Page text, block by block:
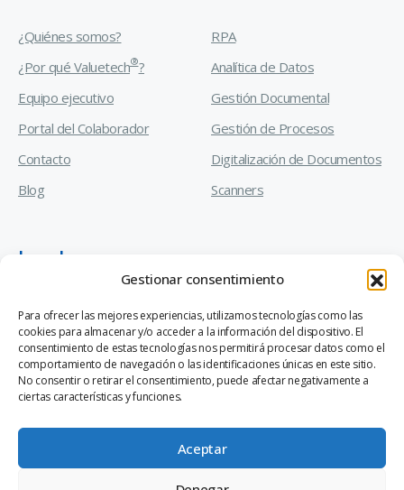
Gestionar consentimiento
Para ofrecer las mejores experiencias, utilizamos tecnologías como las
cookies para almacenar y/o acceder a la información del dispositivo. El
consentimiento de estas tecnologías nos permitirá procesar datos como el
comportamiento de navegación o las identificaciones únicas en este sitio.
No consentir o retirar el consentimiento, puede afectar negativamente a
ciertas características y funciones.
Aceptar
¿Quiénes somos?
¿Por qué Valuetech®?
Equipo ejecutivo
Portal del Colaborador
Contacto
Blog
RPA
Analítica de Datos
Gestión Documental
Gestión de Procesos
Digitalización de Documentos
Scanners
Legal
Manual de Prevención de Delitos
Código de Ética y Conducta Empresarial
Canal de Denuncias Ley 20.393